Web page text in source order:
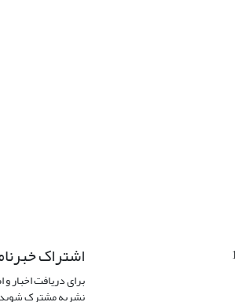
اشتراک
برای دریافت اخبار
نشریه مشترک